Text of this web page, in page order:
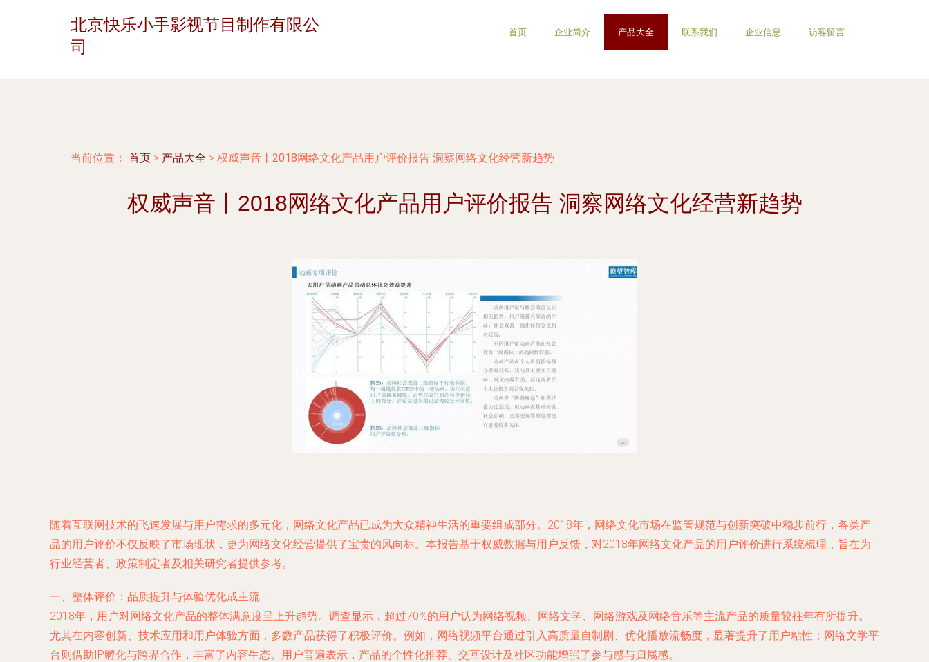
北京快乐小手影视节目制作有限公
司
首页 企业简介 产品大全 联系我们 企业信息 访客留言
当前位置： 首页 > 产品大全 > 权威声音丨2018网络文化产品用户评价报告 洞察网络文化经营新趋势
权威声音丨2018网络文化产品用户评价报告 洞察网络文化经营新趋势
随着互联网技术的飞速发展与用户需求的多元化，网络文化产品已成为大众精神生活的重要组成部分。2018年，网络文化市场在监管规范与创新突破中稳步前行，各类产
品的用户评价不仅反映了市场现状，更为网络文化经营提供了宝贵的风向标。本报告基于权威数据与用户反馈，对2018年网络文化产品的用户评价进行系统梳理，旨在为
行业经营者、政策制定者及相关研究者提供参考。
一、整体评价：品质提升与体验优化成主流
2018年，用户对网络文化产品的整体满意度呈上升趋势。调查显示，超过70%的用户认为网络视频、网络文学、网络游戏及网络音乐等主流产品的质量较往年有所提升。
尤其在内容创新、技术应用和用户体验方面，多数产品获得了积极评价。例如，网络视频平台通过引入高质量自制剧、优化播放流畅度，显著提升了用户粘性；网络文学平
台则借助IP孵化与跨界合作，丰富了内容生态。用户普遍表示，产品的个性化推荐、交互设计及社区功能增强了参与感与归属感。